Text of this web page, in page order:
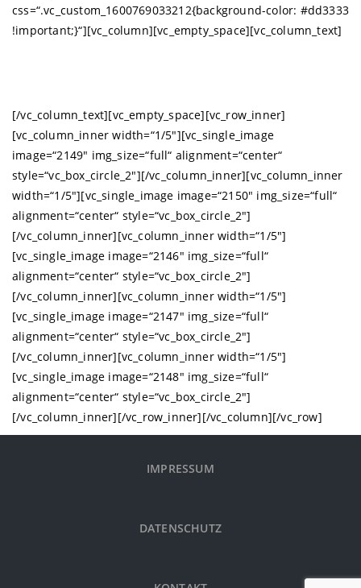
css=“.vc_custom_1600769033212{background-color: #dd3333
!important;}“][vc_column][vc_empty_space][vc_column_text]
[/vc_column_text][vc_empty_space][vc_row_inner]
[vc_column_inner width=“1/5″][vc_single_image
image=“2149″ img_size=“full“ alignment=“center“
style=“vc_box_circle_2″][/vc_column_inner][vc_column_inner
width=“1/5″][vc_single_image image=“2150″ img_size=“full“
alignment=“center“ style=“vc_box_circle_2″]
[/vc_column_inner][vc_column_inner width=“1/5″]
[vc_single_image image=“2146″ img_size=“full“
alignment=“center“ style=“vc_box_circle_2″]
[/vc_column_inner][vc_column_inner width=“1/5″]
[vc_single_image image=“2147″ img_size=“full“
alignment=“center“ style=“vc_box_circle_2″]
[/vc_column_inner][vc_column_inner width=“1/5″]
[vc_single_image image=“2148″ img_size=“full“
alignment=“center“ style=“vc_box_circle_2″]
[/vc_column_inner][/vc_row_inner][/vc_column][/vc_row]
IMPRESSUM
DATENSCHUTZ